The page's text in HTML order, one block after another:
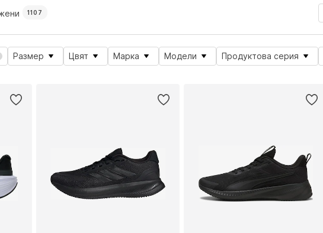
1107
Размер Цвят Марка Модели Продуктова серия